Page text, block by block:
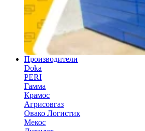
Производители
Doka
PERI
Гамма
Крамос
Агрисовгаз
Овако Логистик
Мекос